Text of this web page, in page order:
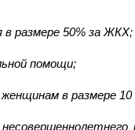
в размере 50% за ЖКХ;
помощи;
в размере